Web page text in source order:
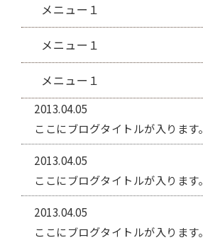
メニュー１
メニュー１
メニュー１
2013.04.05
ここにブログタイトルが入ります。
2013.04.05
ここにブログタイトルが入ります。
2013.04.05
ここにブログタイトルが入ります。